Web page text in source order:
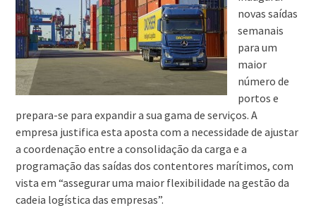
novas saídas
semanais
para um
maior
número de
portos e
prepara-se para expandir a sua gama de serviços. A
empresa justifica esta aposta com a necessidade de ajustar
a coordenação entre a consolidação da carga e a
programação das saídas dos contentores marítimos, com
vista em “assegurar uma maior flexibilidade na gestão da
cadeia logística das empresas”.